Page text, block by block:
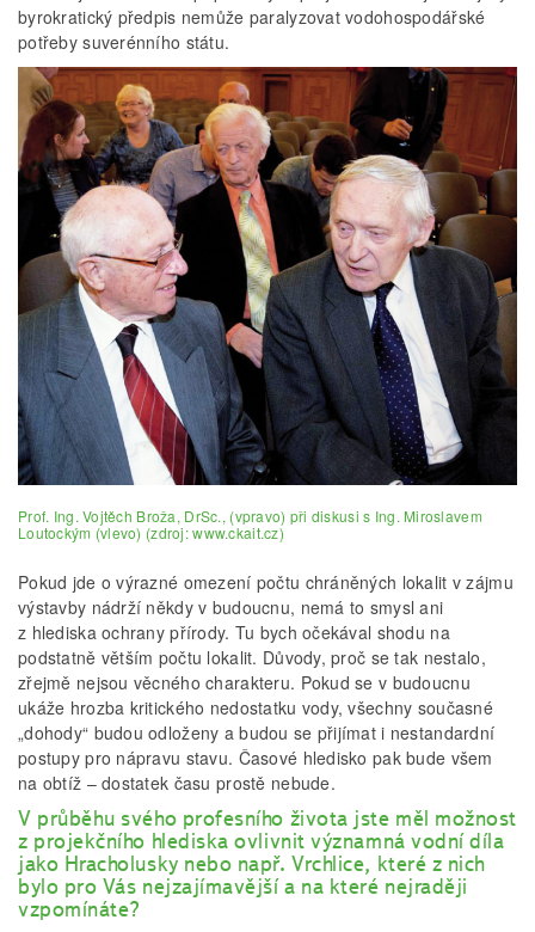
byrokratický předpis nemůže paralyzovat vodohospodářské
potřeby suverénního státu.
Prof. Ing. Vojtěch Broža, DrSc., (vpravo) při diskusi s Ing. Miroslavem
Loutockým (vlevo) (zdroj: www.ckait.cz)
Pokud jde o výrazné omezení počtu chráněných lokalit v zájmu
výstavby nádrží někdy v budoucnu, nemá to smysl ani
z hlediska ochrany přírody. Tu bych očekával shodu na
podstatně větším počtu lokalit. Důvody, proč se tak nestalo,
zřejmě nejsou věcného charakteru. Pokud se v budoucnu
ukáže hrozba kritického nedostatku vody, všechny současné
„dohody“ budou odloženy a budou se přijímat i nestandardní
postupy pro nápravu stavu. Časové hledisko pak bude všem
na obtíž – dostatek času prostě nebude.
V průběhu svého profesního života jste měl možnost
z projekčního hlediska ovlivnit významná vodní díla
jako Hracholusky nebo např. Vrchlice, které z nich
bylo pro Vás nejzajímavější a na které nejraději
vzpomínáte?